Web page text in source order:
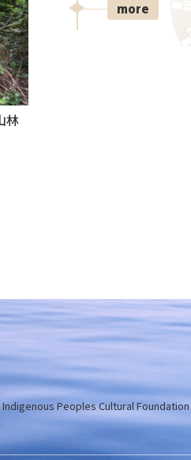
林
more
Peoples Cultural Foundation